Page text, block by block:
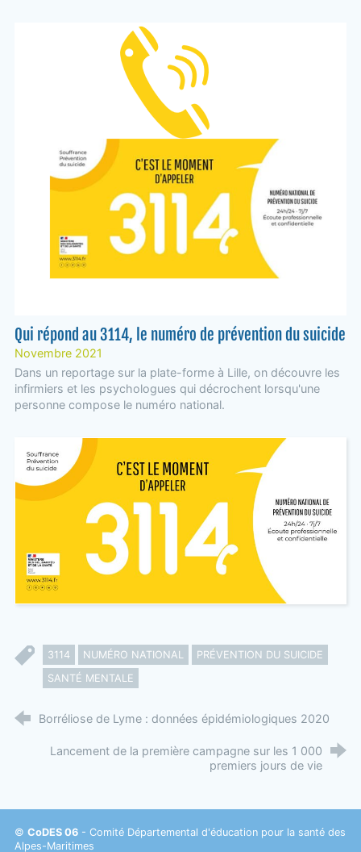
Qui répond au 3114, le numéro de prévention du suicide
Novembre 2021
Dans un reportage sur la plate-forme à Lille, on découvre les
infirmiers et les psychologues qui décrochent lorsqu'une
personne compose le numéro national.
3114 NUMÉRO NATIONAL
PRÉVENTION DU SUICIDE
SANTÉ MENTALE
Borréliose de Lyme : données épidémiologiques 2020
Lancement de la première campagne sur les 1 000
premiers jours de vie
© CoDES 06- Comité Départemental d'éducation pour la santé des
Alpes-Maritimes